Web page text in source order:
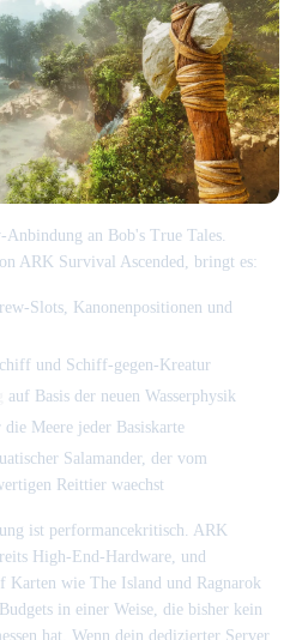
an Bob's True Tales.
ARK Survival Ascended, bringt es:
Slots, Kanonenpositionen und
und Schiff-gegen-Kreatur
auf Basis der neuen Wasserphysik
Meere jeder Basiskarte
Salamander, der vom
Reittier waechst
ist performancekritisch. ARK
High-End-Hardware, und
Karten wie The Island und Ragnarok
in einer Weise, die bisher kein
hat. Wenn dein dedizierter Server